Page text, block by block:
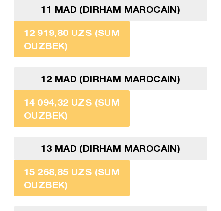
11 MAD (DIRHAM MAROCAIN)
12 919,80 UZS (SUM
OUZBEK)
12 MAD (DIRHAM MAROCAIN)
14 094,32 UZS (SUM
OUZBEK)
13 MAD (DIRHAM MAROCAIN)
15 268,85 UZS (SUM
OUZBEK)